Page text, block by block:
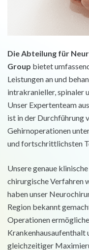
Die Abteilung für
Group bietet
Leistungen an und
intrakranieller, spinaler
Unser Expertenteam
ist in der Durchführung
Gehirnoperationen
und fortschrittlichsten
Unsere genaue
chirurgische Verfahren
haben unser
Region bekannt
Operationen
gleichzeitiger